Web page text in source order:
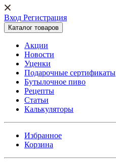
Вход Регистрация
Каталог товаров
Акции
Новости
Уценки
Подарочные сертификаты
Бутылочное пиво
Рецепты
Статьи
Калькуляторы
Избранное
Корзина